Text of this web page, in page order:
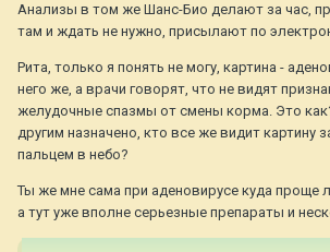
Анализы в том же Шанс-Био делают за час,
там и ждать не нужно, присылают по
Рита, только я понять не могу, картина -
него же, а врачи говорят, что не видят
желудочные спазмы от смены корма. Это
другим назначено, кто все же видит картину
пальцем в небо?
Ты же мне сама при аденовирусе куда проще
а тут уже вполне серьезные препараты и